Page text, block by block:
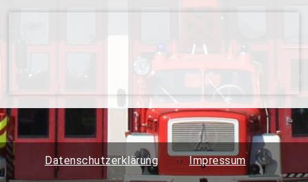
Datenschutzerklärung Impressum